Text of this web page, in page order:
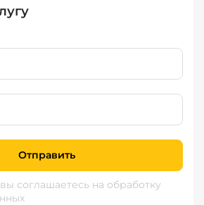
Отправить
соглашаетесь на обработку